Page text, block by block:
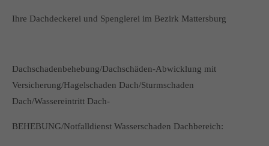
Ihre Dachdeckerei und Spenglerei im Bezirk Mattersburg
Dachschadenbehebung/Dachschäden-Abwicklung mit
Versicherung/Hagelschaden Dach/Sturmschaden
Dach/Wassereintritt Dach-
BEHEBUNG/Notfalldienst Wasserschaden Dachbereich: